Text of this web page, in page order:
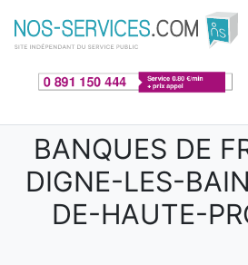
Aller au contenu principal
BANQUES DE
DIGNE-LES-
DE-HAUTE-